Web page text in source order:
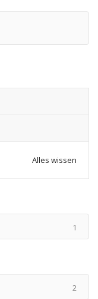
Alles wissen
1
2